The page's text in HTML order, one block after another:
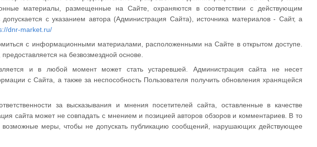
материалы, размещенные на Сайте, охраняются в соответствии с действующим
с указанием автора (Администрация Сайта), источника материалов - Сайт, а
dnr-market.ru/
с информационными материалами, расположенными на Сайте в открытом доступе.
на безвозмездной основе.
и в любой момент может стать устаревшей. Администрация сайта не несет
с Сайта, а также за неспособность Пользователя получить обновления хранящейся
за высказывания и мнения посетителей сайта, оставленные в качестве
сайта может не совпадать с мнением и позицией авторов обзоров и комментариев. В то
меры, чтобы не допускать публикацию сообщений, нарушающих действующее